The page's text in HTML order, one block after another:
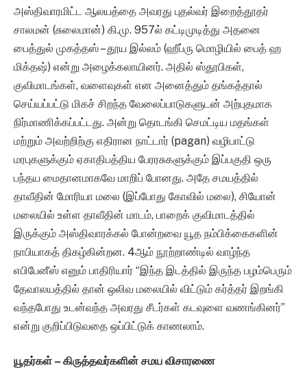
அஸ்திவாரமிட்ட ஆலயத்தை அவரது புதல்வர் இறைத்தூதர்
சாலமன் (சுலைமான்) கி.மு. 957ல் கட்டிமுடித்து அதனை
பைத்துல் முகத்தஸ் – தூய இல்லம் (ஹீப்ரு மொழியில் பைத் ஹ
மிக்தஷ்) என்று அழைக்கலாயினர். அதில் ஸ்தூபிகள்,
குவிமாடங்கள், வளைவுகள் என அனைத்தும் தங்கத்தால்
செய்யப்பட்டு மிகச் சிறந்த வேலைப்பாடுகளுடன் அற்புதமாக
நிர்மாணிக்கப்பட்டது. அன்று தொடங்கி செமட்டிய மதங்கள்
மற்றும் அவற்றிற்கு எதிரான நாட்டார் (pagan) வழிபாட்டு
மரபுகளுக்கும் ஏகாதிபத்திய பேரரசுகளுக்கும் இப்பகுதி ஒரு
பந்தய மைதானமாகவே மாறிப் போனது. அதே சமயத்தில்
தாவீதின் மோரியா மலை (இப்போது கோவில் மலை), சியோன்
மலையில் உள்ள தாவீதின் மாடம், பாறைக் குவிமாடத்தில்
இருக்கும் அஸ்திவாரக்கல் போன்றவை யூத நம்பிக்கைகளின்
நாபியாகத் திகழ்கின்றன. 4ஆம் நூற்றாண்டில் வாழ்ந்த
எபிபேனீஸ் எனும் பாதிரியார் “இந்த இடத்தில் இருந்த பழம்பெரும்
தேவாலயத்தில் தான் ஒலிவ மலையில் விட்டும் கர்த்தர் இறங்கி
வந்தபோது உடன்வந்த அவரது சீடர்கள் கடவுளை வணங்கினர்”
என்று குறிப்பிடுவதை ஒப்பிட்டுக் காணலாம்.
யூதர்கள் – கிருத்தவர்களின் சமய விசாரணை